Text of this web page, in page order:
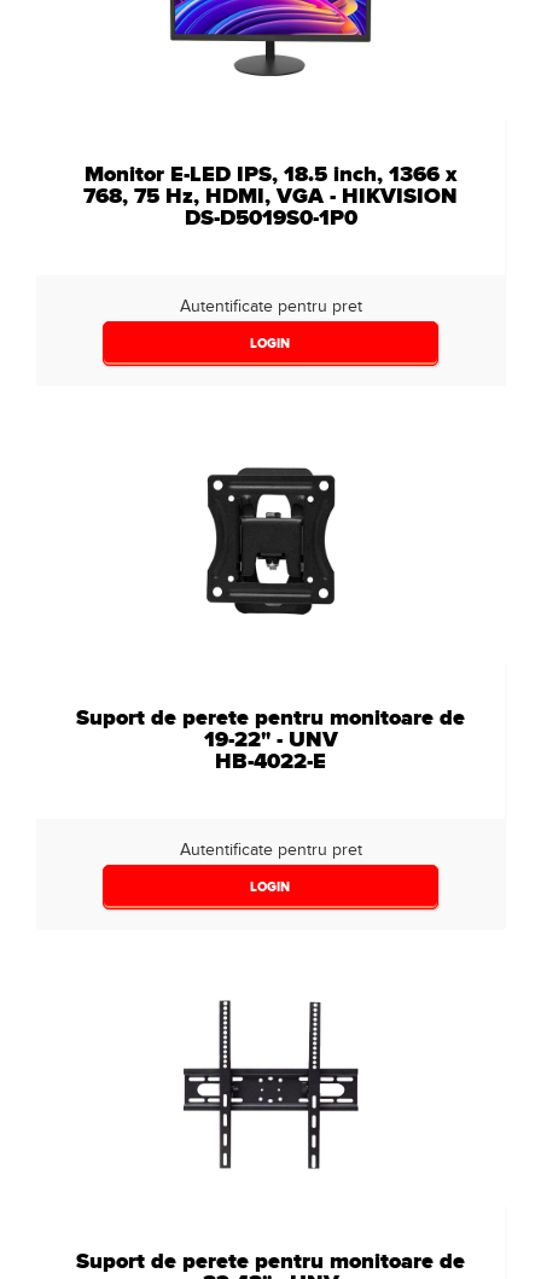
Monitor E-LED IPS, 18.5 inch, 1366 x
768, 75 Hz, HDMI, VGA - HIKVISION
DS-D5019S0-1P0
Autentificate pentru pret
LOGIN
Suport de perete pentru monitoare de
19-22" - UNV
HB-4022-E
Autentificate pentru pret
LOGIN
Suport de perete pentru monitoare de